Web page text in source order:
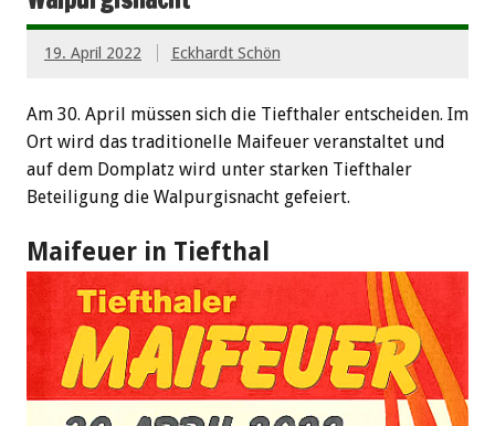
19. April 2022 Eckhardt Schön
Am 30. April müssen sich die Tiefthaler entscheiden. Im
Ort wird das traditionelle Maifeuer veranstaltet und
auf dem Domplatz wird unter starken Tiefthaler
Beteiligung die Walpurgisnacht gefeiert.
Maifeuer in Tiefthal